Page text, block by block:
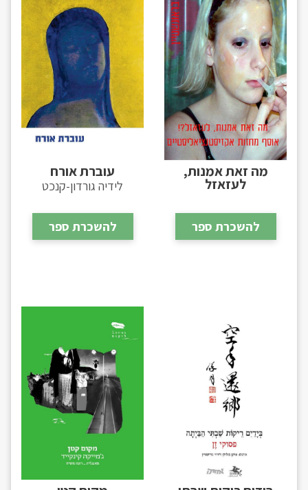
מה זאת אמנות,
לעזאזל
להשכרת ספר
עוברת אורח
לידיה גורדון-קנכט
להשכרת ספר